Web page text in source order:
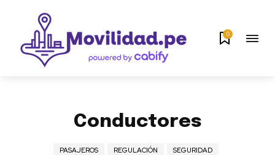
0
Conductores
PASAJEROS REGULACIÓN SEGURIDAD